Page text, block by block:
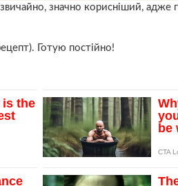
значно корисніший, адже
Готую постійно!